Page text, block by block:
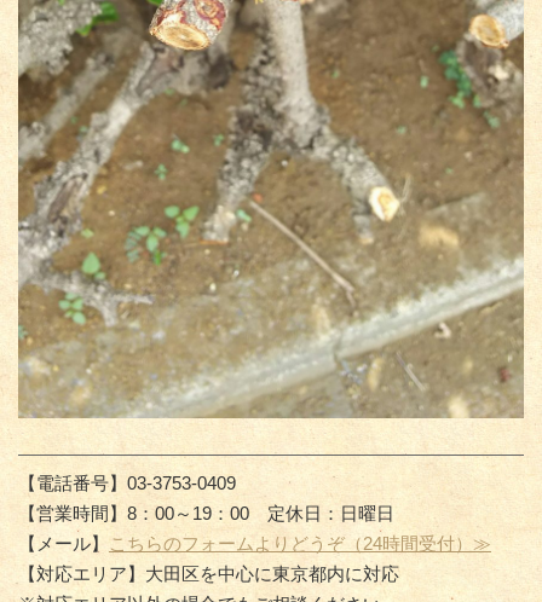
【電話番号】03-3753-0409
【営業時間】8：00～19：00 定休日：日曜日
【メール】
こちらのフォームよりどうぞ（24時間受付）≫
【対応エリア】大田区を中心に東京都内に対応